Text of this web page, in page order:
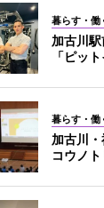
暮らす・働
加古川
「ピッ
暮らす・働
加古川
コウノ